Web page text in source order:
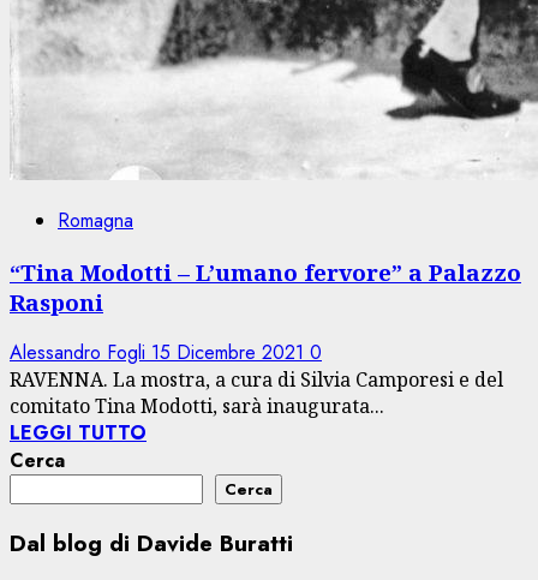
Romagna
“Tina Modotti – L’umano fervore” a Palazzo
Rasponi
Alessandro Fogli 15 Dicembre 2021 0
RAVENNA. La mostra, a cura di Silvia Camporesi e del
comitato Tina Modotti, sarà inaugurata...
LEGGI TUTTO
Cerca
Cerca
Dal blog di Davide Buratti